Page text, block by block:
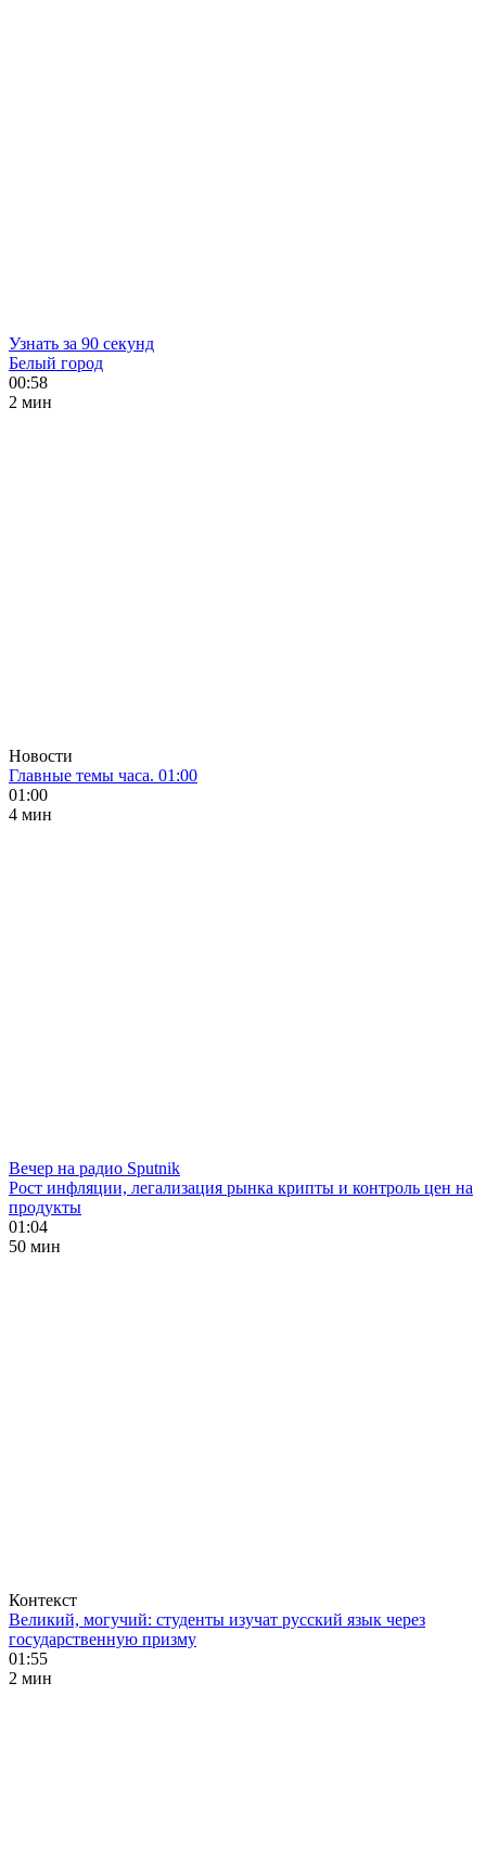
Узнать за 90 секунд
Белый город
00:58
2 мин
Новости
Главные темы часа. 01:00
01:00
4 мин
Вечер на радио Sputnik
Рост инфляции, легализация рынка крипты и контроль цен на
продукты
01:04
50 мин
Контекст
Великий, могучий: студенты изучат русский язык через
государственную призму
01:55
2 мин